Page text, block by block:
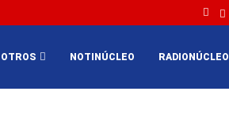
OTROS NOTINÚCLEO RADIONÚCLEO